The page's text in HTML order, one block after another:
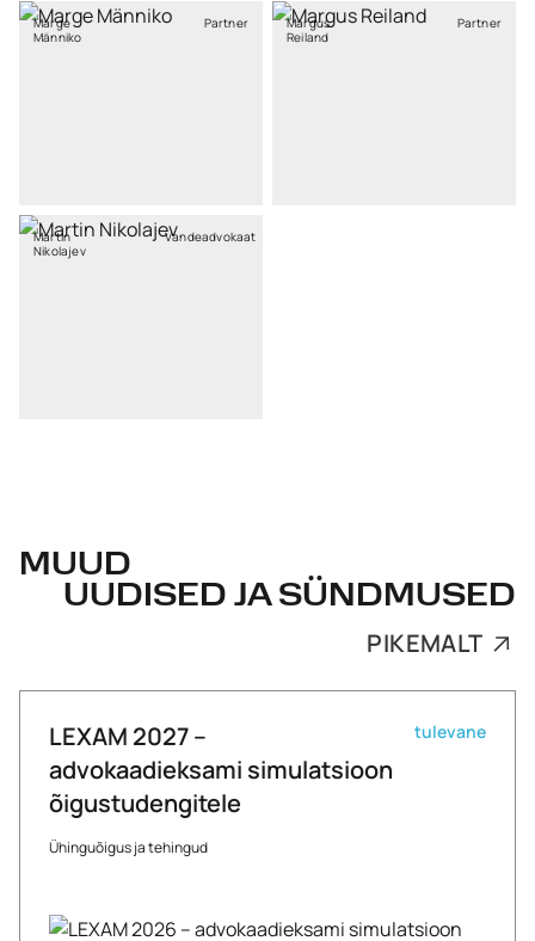
Marge
Männiko
Partner
Margus
Reiland
Partner
Martin
Nikolajev
Vandeadvokaat
MUUD
UUDISED JA SÜNDMUSED
PIKEMALT
LEXAM 2027 –
advokaadieksami simulatsioon
õigustudengitele
Ühinguõigus ja tehingud
tulevane